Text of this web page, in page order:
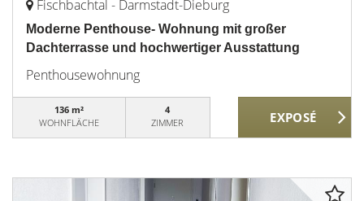
Fischbachtal - Darmstadt-Dieburg
Moderne Penthouse- Wohnung mit großer
Dachterrasse und hochwertiger Ausstattung
Penthousewohnung
136 m²
WOHNFLÄCHE
4
ZIMMER